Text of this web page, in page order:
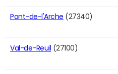
Pont-de-l'Arche (27340)
Val-de-Reuil (27100)